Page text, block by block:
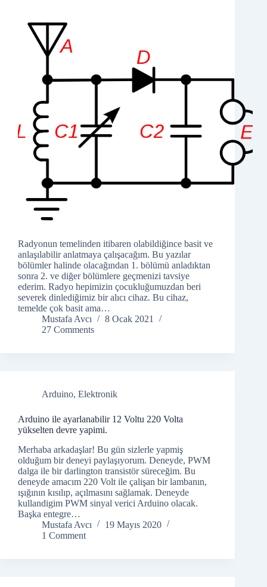
Radyonun temelinden itibaren olabildiğince basit ve
anlaşılabilir anlatmaya çalışacağım. Bu yazılar
bölümler halinde olacağından 1. bölümü anladıktan
sonra 2. ve diğer bölümlere geçmenizi tavsiye
ederim. Radyo hepimizin çocukluğumuzdan beri
severek dinlediğimiz bir alıcı cihaz. Bu cihaz,
temelde çok basit ama…
Mustafa Avcı
8 Ocak 2021
27 Comments
Arduino, Elektronik
Arduino ile ayarlanabilir 12 Voltu 220 Volta
yükselten devre yapimi.
Merhaba arkadaşlar! Bu gün sizlerle yapmiş
olduğum bir deneyi paylaşıyorum. Deneyde, PWM
dalga ile bir darlington transistör süreceğim. Bu
deneyde amacım 220 Volt ile çalişan bir lambanın,
ışığının kısılıp, açılmasını sağlamak. Deneyde
kullandigim PWM sinyal verici Arduino olacak.
Başka entegre…
Mustafa Avcı
19 Mayıs 2020
1 Comment